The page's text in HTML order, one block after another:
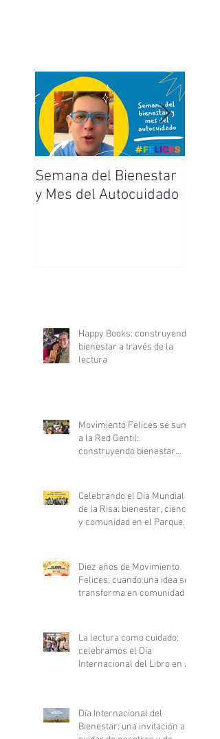
Semana del Bienestar
y Mes del Autocuidado
Happy Books: construyendo
bienestar a través de la
lectura
Movimiento Felices se suma
a la Red Gentil:
construyendo bienestar
Celebrando el Día Mundial
de la Risa: bienestar, ciencia
y comunidad en el Parque
Diez años de Movimiento
Felices: cuando una idea se
transforma en comunidad
La lectura como cuidado:
celebramos el Día
Internacional del Libro en el
Día Internacional del
Bienestar: una invitación a